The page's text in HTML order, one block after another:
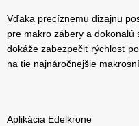
Vďaka precíznemu dizajnu
pre makro zábery a dokonalú
dokáže zabezpečiť rýchlosť
na tie najnáročnejšie
Aplikácia Edelkrone